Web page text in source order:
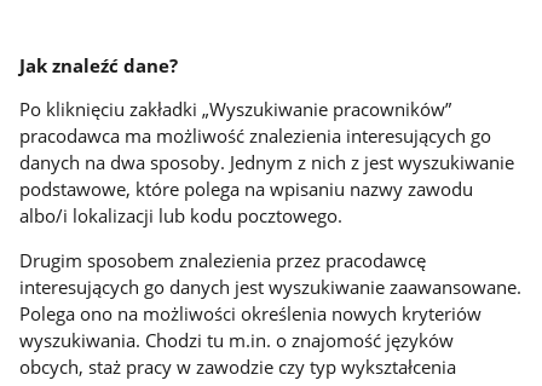
Jak znaleźć dane?
Po kliknięciu zakładki „Wyszukiwanie pracowników”
pracodawca ma możliwość znalezienia interesujących go
danych na dwa sposoby. Jednym z nich z jest wyszukiwanie
podstawowe, które polega na wpisaniu nazwy zawodu
albo/i lokalizacji lub kodu pocztowego.
Drugim sposobem znalezienia przez pracodawcę
interesujących go danych jest wyszukiwanie zaawansowane.
Polega ono na możliwości określenia nowych kryteriów
wyszukiwania. Chodzi tu m.in. o znajomość języków
obcych, staż pracy w zawodzie czy typ wykształcenia